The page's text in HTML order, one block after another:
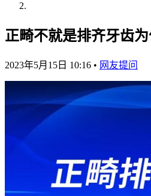
正畸不就是排齐牙齿
2023年5月15日 10:16 • 网友提问